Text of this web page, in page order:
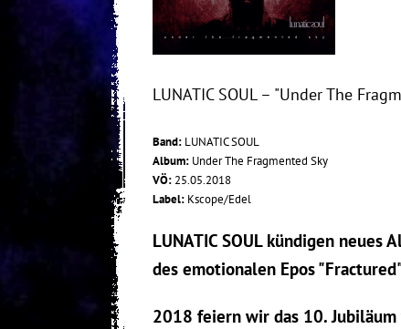
LUNATIC SOUL – "Under The
Band: LUNATIC SOUL
Album: Under The Fragmented Sky
VÖ:25.05.2018
Label: Kscope/Edel
LUNATIC SOUL kündigen neues
des emotionalen Epos
2018 feiern wir das 10. Jubiläum